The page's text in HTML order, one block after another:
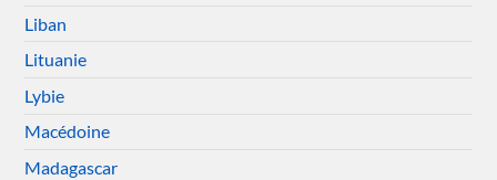
Liban
Lituanie
Lybie
Macédoine
Madagascar